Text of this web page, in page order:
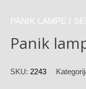
PANIK LAMPE I
Panik
SKU: 2243